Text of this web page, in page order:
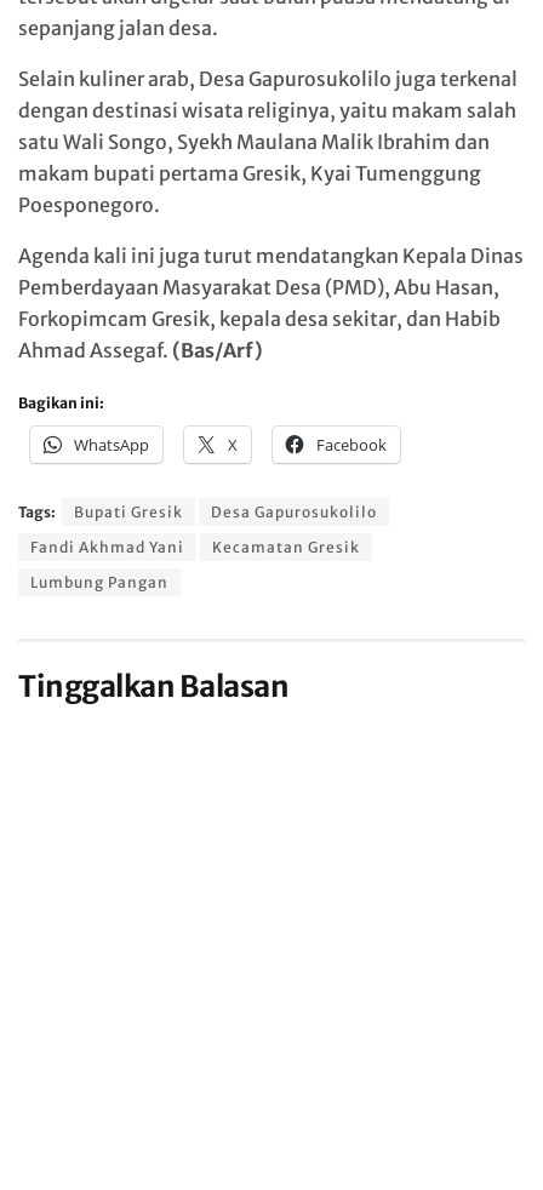
sepanjang jalan desa.
Selain kuliner arab, Desa Gapurosukolilo juga terkenal
dengan destinasi wisata religinya, yaitu makam salah
satu Wali Songo, Syekh Maulana Malik Ibrahim dan
makam bupati pertama Gresik, Kyai Tumenggung
Poesponegoro.
Agenda kali ini juga turut mendatangkan Kepala Dinas
Pemberdayaan Masyarakat Desa (PMD), Abu Hasan,
Forkopimcam Gresik, kepala desa sekitar, dan Habib
Ahmad Assegaf. (Bas/Arf)
Bagikan ini:
WhatsApp X Facebook
Tags: Bupati Gresik
Desa Gapurosukolilo
Fandi Akhmad Yani
Kecamatan Gresik
Lumbung Pangan
Tinggalkan Balasan